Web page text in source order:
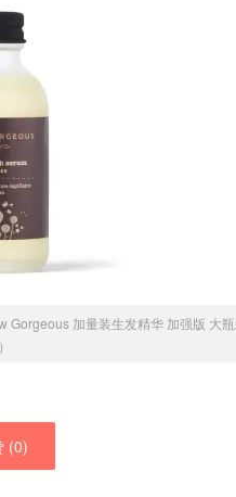
Gorgeous 加量装生发精华 加强版 大
(0)